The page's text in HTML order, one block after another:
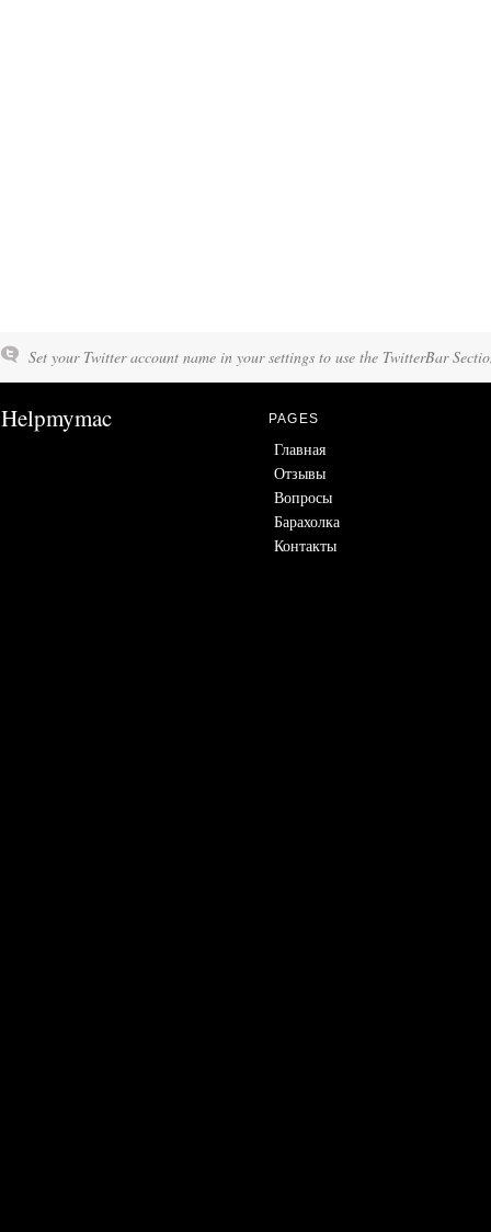
Set your Twitter account name in your settings to use the TwitterBar
Helpmymac PAGES
Главная
Отзывы
Вопросы
Барахолка
Контакты